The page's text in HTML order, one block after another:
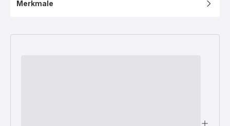
Merkmale